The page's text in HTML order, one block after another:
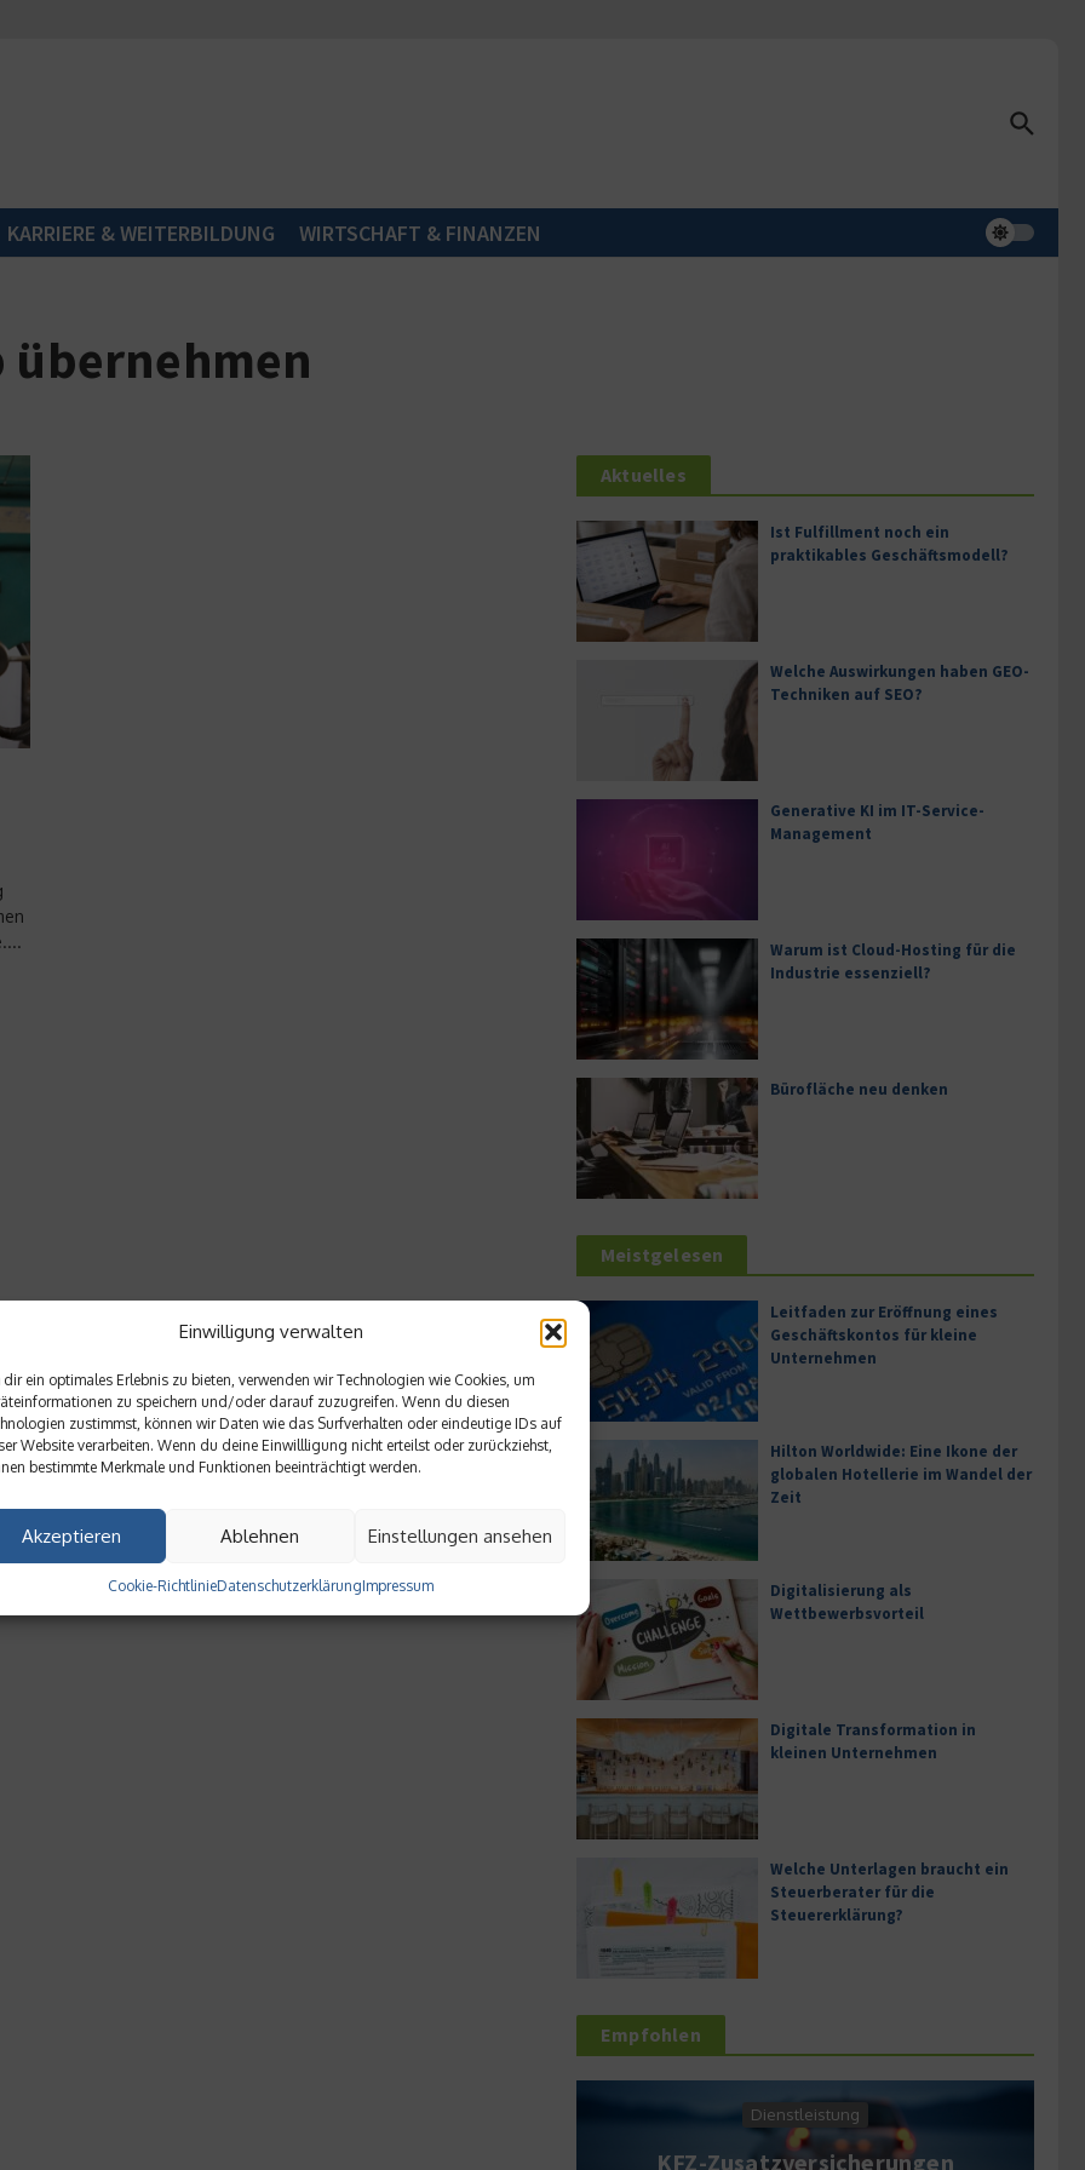
Einwilligung verwalten
dir ein optimales Erlebnis zu bieten, verwenden wir Technologien wie Cookies, um
zu speichern und/oder darauf zuzugreifen. Wenn du diesen
zustimmst, können wir Daten wie das Surfverhalten oder eindeutige IDs auf
Website verarbeiten. Wenn du deine Einwillligung nicht erteilst oder zurückziehst,
bestimmte Merkmale und Funktionen beeinträchtigt werden.
Akzeptieren Ablehnen Einstellungen ansehen
Cookie-RichtlinieDatenschutzerklärungImpressum
KARRIERE & WEITERBILDUNG WIRTSCHAFT & FINANZEN
übernehmen
Aktuelles
Ist Fulfillment noch ein
praktikables Geschäftsmodell?
Welche Auswirkungen haben GEO-
Techniken auf SEO?
Generative KI im IT-Service-
Management
Warum ist Cloud-Hosting für die
Industrie essenziell?
Bürofläche neu denken
Meistgelesen
Leitfaden zur Eröffnung eines
Geschäftskontos für kleine
Unternehmen
Hilton Worldwide: Eine Ikone der
globalen Hotellerie im Wandel der
Zeit
Digitalisierung als
Wettbewerbsvorteil
Digitale Transformation in
kleinen Unternehmen
Welche Unterlagen braucht ein
Steuerberater für die
Steuererklärung?
Empfohlen
KFZ-Zusatzversicherungen